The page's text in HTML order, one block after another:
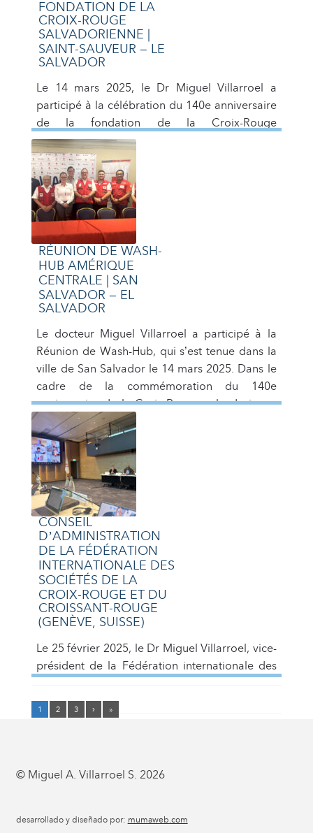
FONDATION DE LA
CROIX-ROUGE
SALVADORIENNE |
SAINT-SAUVEUR – LE
SALVADOR
Le 14 mars 2025, le Dr Miguel Villarroel a
participé à la célébration du 140e anniversaire
de la fondation de la Croix-Rouge
salvadorienne. Cet événement s’est déroulé
sous la direction du Dr José Benjamín Ruiz
Rodas, président de la Société nationale de la
Croix-Rouge salvadorienne, et avec la
participation de l’ensemble du Conseil
d’administration national, […]
RÉUNION DE WASH-
HUB AMÉRIQUE
CENTRALE | SAN
SALVADOR – EL
SALVADOR
Le docteur Miguel Villarroel a participé à la
Réunion de Wash-Hub, qui s’est tenue dans la
ville de San Salvador le 14 mars 2025. Dans le
cadre de la commémoration du 140e
anniversaire de la Croix-Rouge salvadorienne
et en prenant comme référence le pilier de
durabilité dans la note conceptuelle de Wash-
Hub, les Sociétés Nationales […]
CONSEIL
D’ADMINISTRATION
DE LA FÉDÉRATION
INTERNATIONALE DES
SOCIÉTÉS DE LA
CROIX-ROUGE ET DU
CROISSANT-ROUGE
(GENÈVE, SUISSE)
Le 25 février 2025, le Dr Miguel Villarroel, vice-
président de la Fédération internationale des
Rouge, a participé au Conseil d’administration
de notre Fédération. Cette réunion du Conseil
Katherine Forbes, de tous les vice-présidents et
1 2 3 › »
© Miguel A. Villarroel S. 2026
desarrollado y diseñado por: mumaweb.com